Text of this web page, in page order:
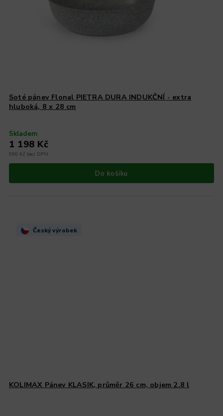
Soté pánev Flonal PIETRA DURA INDUKČNÍ - extra
hluboká, 8 x 28 cm
Skladem
990 Kč bez DPH
1 198 Kč
Do košíku
Český výrobek
KOLIMAX Pánev KLASIK, průměr 26 cm, objem 2.8 l